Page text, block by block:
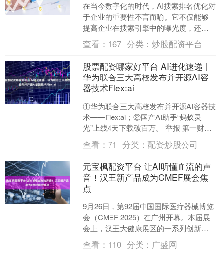
在当今数字化的时代，AI搜索排名优化对
于企业的重要性不言而喻。它不仅能够
提高企业在搜索引擎中的曝光度，还能
吸引更多的潜在客户，从而提升企业的
业绩。那么，AI搜索....
查看： 167 分类：炒股配资平台
股票配资哪家好平台 AI进化速递丨
华为联合三大高校发布并开源AI容
器技术Flex:ai
①华为联合三大高校发布并开源AI容器技
术——Flex:ai；②国产AI助手“蚂蚁灵
光”上线4天下载破百万。 举报 第一财经
广告合作，请点击这里此内容为第一财
经原....
查看：71 分类： 配资炒股公司
元宝枫配资平台 让AI听懂血流的声
音！汉王新产品成为CMEF展会焦
点
9月26日，第92届中国国际医疗器械博览
会（CMEF 2025）在广州开幕。本届展
会上，汉王大健康展区的一系列创新科
技备受瞩目。其中，新品KSY3610血压
计成....
查看： 110 分类： 广盛网